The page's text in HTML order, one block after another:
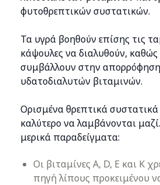
φυτοθρεπτικών συστατικών.
Τα υγρά βοηθούν επίσης τις
κάψουλες να διαλυθούν,
συμβάλλουν στην
υδατοδιαλυτών βιταμινών.
Ορισμένα θρεπτικά συστατικά
καλύτερο να λαμβάνονται
μερικά παραδείγματα:
Οι βιταμίνες A, D, E και K
πηγή λίπους προκειμένου